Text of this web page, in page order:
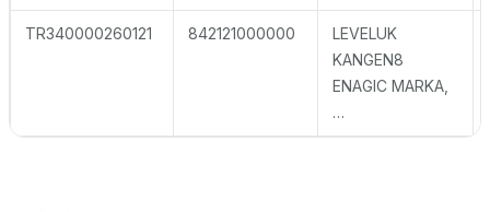
TR340000260121 842121000000
LEVELUK
KANGEN8
ENAGIC MARKA,
…